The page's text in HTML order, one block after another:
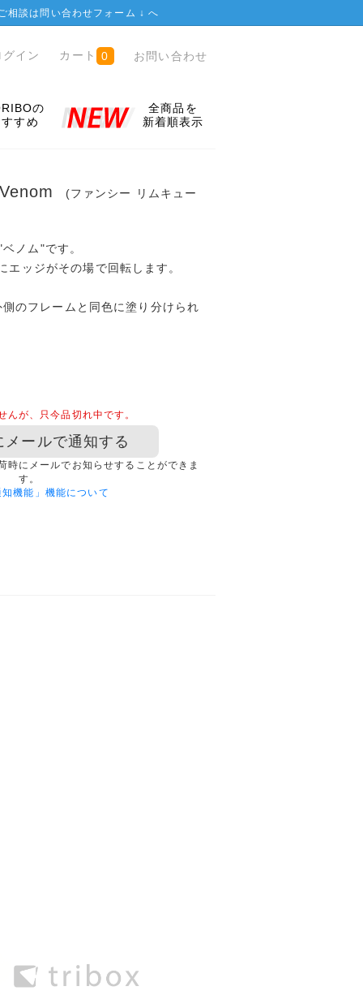
相談は問い合わせフォーム ↓へ
グイン カート 0 お問い合わせ
の
すめ
全商品を
新着順表示
(ファンシー リムキュー
ノム"です。
ッジがその場で回転します。
のフレームと同色に塗り分けられ
んが、只今品切れ中です。
メールで通知する
時にメールでお知らせすることができま
す。
機能」機能について